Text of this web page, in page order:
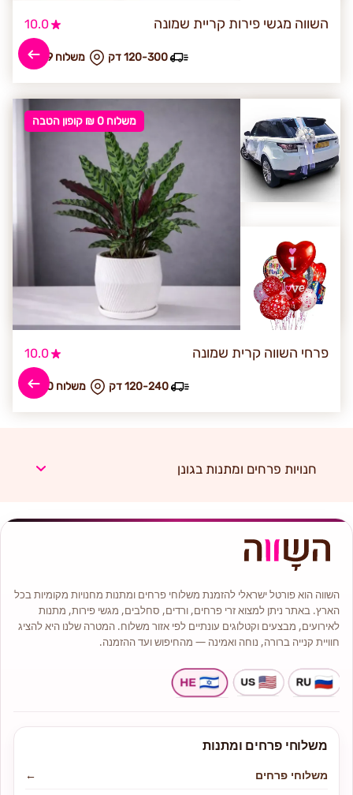
השווה מגשי פירות קריית שמונה 10.0
₪ משלוח 59 120-300 דק
משלוח 0 ₪ קופון הטבה
פרחי השווה קרית שמונה 10.0
₪ משלוח 60 120-240 דק
חנויות פרחים ומתנות בגונן
השווה הוא פורטל ישראלי להזמנת משלוחי פרחים ומתנות מחנויות מקומיות בכל
הארץ. באתר ניתן למצוא זרי פרחים, ורדים, סחלבים, מגשי פירות, מתנות
לאירועים, מבצעים וקטלוגים עונתיים לפי אזור משלוח. המטרה שלנו היא להציג
חוויית קנייה ברורה, נוחה ואמינה — מהחיפוש ועד ההזמנה.
משלוחי פרחים ומתנות
משלוחי פרחים
←